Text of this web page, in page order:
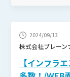
に制限なく採
株式会社ブレー
2024/09/13
【インフラ